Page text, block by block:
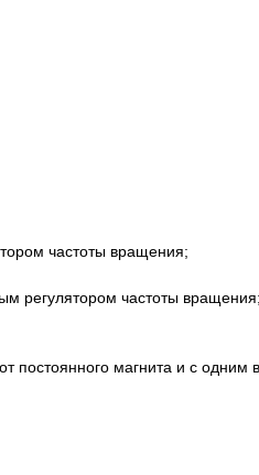
частоты вращения;
регулятором частоты вращения;
постоянного магнита и с одним